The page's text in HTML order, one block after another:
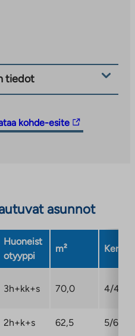
tiedot
kohde-esite
asunnot
Huoneist
otyyppi
m² Kerros
3h+kk+s 70,0 4/4
2h+k+s 62,5 5/6